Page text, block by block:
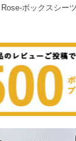
ボックスシー